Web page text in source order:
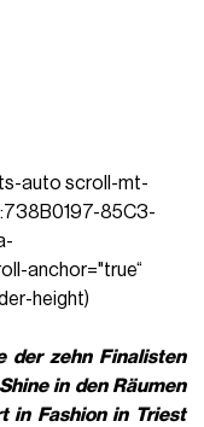
auto scroll-mt-
85C3-
anchor="true“
height)
der zehn Finalisten
in den Räumen
in Fashion in Triest